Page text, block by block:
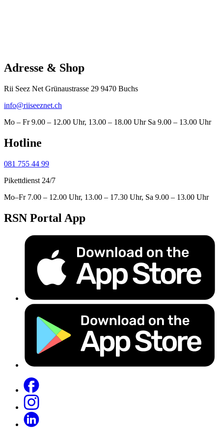
Adresse & Shop
Rii Seez Net Grünaustrasse 29 9470 Buchs
info@riiseeznet.ch
Mo – Fr 9.00 – 12.00 Uhr, 13.00 – 18.00 Uhr Sa 9.00 – 13.00 Uhr
Hotline
081 755 44 99
Pikettdienst 24/7
Mo–Fr 7.00 – 12.00 Uhr, 13.00 – 17.30 Uhr, Sa 9.00 – 13.00 Uhr
RSN Portal App